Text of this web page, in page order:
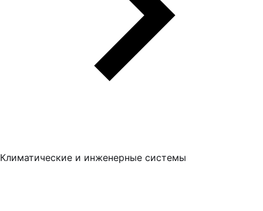
Климатические и инженерные системы